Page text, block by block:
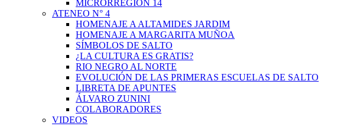
MICRORREGIÓN 14
ATENEO N° 4
HOMENAJE A ALTAMIDES JARDIM
HOMENAJE A MARGARITA MUÑOA
SÍMBOLOS DE SALTO
¿LA CULTURA ES GRATIS?
RIO NEGRO AL NORTE
EVOLUCIÓN DE LAS PRIMERAS ESCUELAS DE SALTO
LIBRETA DE APUNTES
ÁLVARO ZUNINI
COLABORADORES
VIDEOS